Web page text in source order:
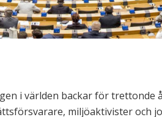
i världen backar för trettonde
miljöaktivister och